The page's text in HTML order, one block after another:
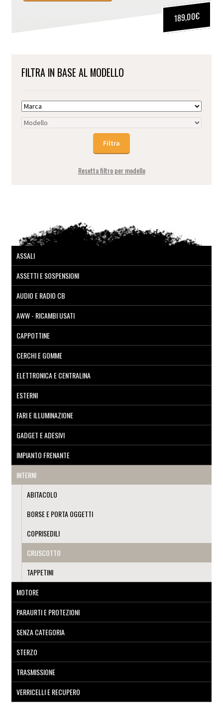
189,00€
FILTRA IN BASE AL MODELLO
Resetta filtro per modello
ASSALI
ASSETTI E SOSPENSIONI
AUDIO E RADIO CB
AWW - RICAMBI USATI
CAPPOTTINE
CERCHI E GOMME
ELETTRONICA E CENTRALINA
ESTERNI
FARI E ILLUMINAZIONE
GADGET E ADESIVI
IMPIANTO FRENANTE
INTERNI
ABITACOLO
BORSE E PORTA OGGETTI
COPRISEDILI
CRUSCOTTO
TAPPETINI
MOTORE
PARAURTI E PROTEZIONI
SENZA CATEGORIA
STERZO
TRASMISSIONE
VERRICELLI E RECUPERO